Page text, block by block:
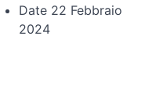
Date 22 Febbraio
2024